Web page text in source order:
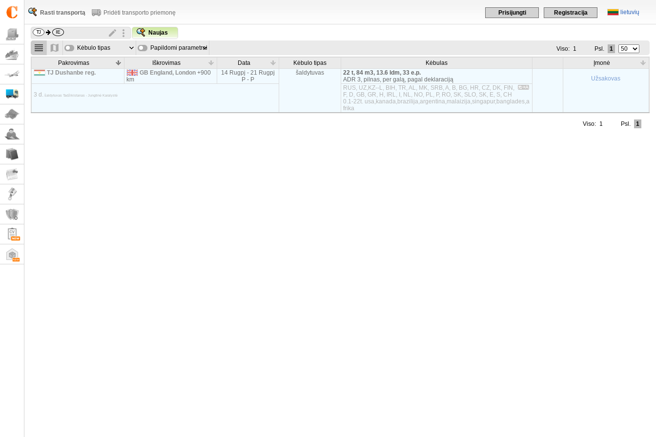
lietuvių
Prisijungti Registracija
Rasti transportą Pridėti transporto priemonę
Naujas
Kėbulo tipas Papildomi parametrai Viso: 1 Psl. 1
Pakrovimas Iškrovimas Data Kėbulo tipas Kėbulas
Įmonė
TJ Dushanbe reg.
GB England, London +900
km
14 Rugpj - 21 Rugpj
P - P
šaldytuvas
22 t, 84 m3, 13.6 ldm, 33 e.p.
ADR 3, pilnas, per galą, pagal deklaraciją
Užsakovas
3 d. šaldytuvas Tadžikistanas - Jungtinė Karalystė
RUS, UZ,KZ--L, BIH, TR, AL, MK, SRB, A, B, BG, HR, CZ, DK, FIN,
F, D, GB, GR, H, IRL, I, NL, NO, PL, P, RO, SK, SLO, SK, E, S, CH
0.1-22t. usa,kanada,brazilija,argentina,malaizija,singapur,banglades,a
frika
Viso: 1 Psl. 1